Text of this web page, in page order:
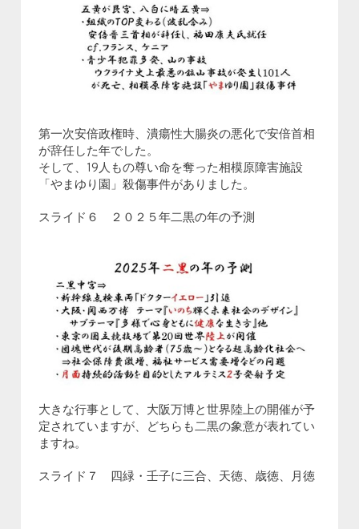
第一次安倍政権時、潰瘍性大腸炎の悪化で安倍首相
が辞任した年でした。
そして、19人もの尊い命を奪った相模原障害施設
「やまゆり園」殺傷事件がありました。
スライド６ ２０２５年二黒の年の予測
大きな行事として、大阪万博と世界陸上の開催が予
定されていますが、どちらも二黒の象意が表れてい
ますね。
スライド７ 四緑・壬子に三合、天徳、歳徳、月徳